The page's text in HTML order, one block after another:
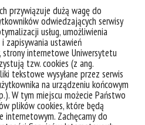
przywiązuje dużą wagę do
odwiedzających serwisy
usług, umożliwienia
zapisywania ustawień
strony internetowe Uniwersytetu
tzw. cookies (z ang.
tekstowe wysyłane przez serwis
na urządzeniu końcowym
W tym miejscu możecie Państwo
plików cookies, które będą
internetowym. Zachęcamy do
na sesję
„Informacja w drewnie
źródło informacji o
, która odbędzie się w
Bankowa 12, I piętro).
których interesują stare
drewnianej, i surowe
świata. Seria krótkich